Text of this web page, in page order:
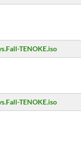
TENOKE.iso
TENOKE.iso